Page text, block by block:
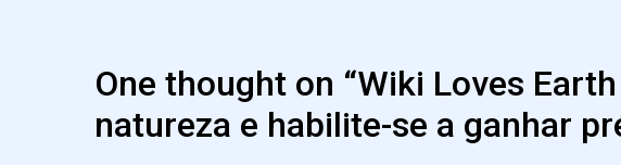
One thought on “Wiki Loves
natureza e habilite-se a ganhar